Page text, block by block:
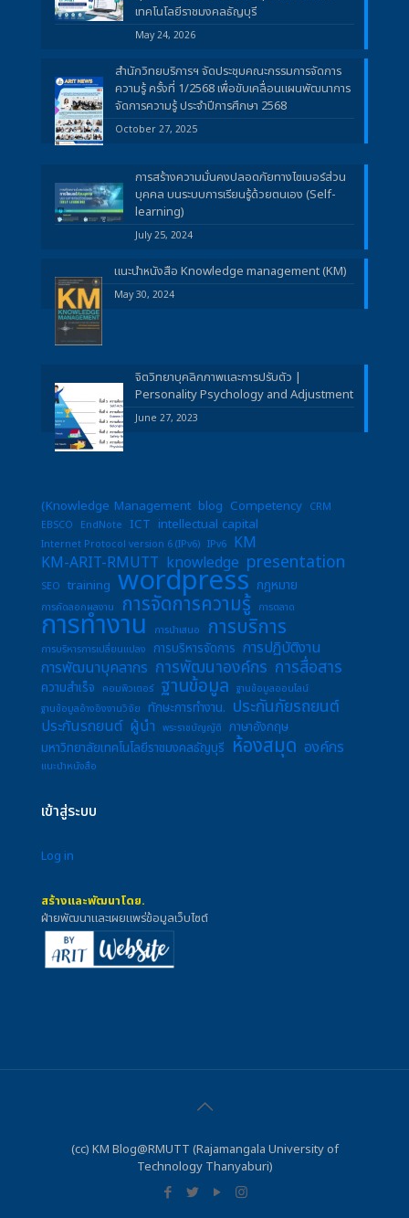
เทคโนโลยีราชมงคลธัญบุรี
May 24, 2026
สำนักวิทยบริการฯ จัดประชุมคณะกรรมการจัดการ
ความรู้ ครั้งที่ 1/2568 เพื่อขับเคลื่อนแผนพัฒนาการ
จัดการความรู้ ประจำปีการศึกษา 2568
October 27, 2025
การสร้างความมั่นคงปลอดภัยทางไซเบอร์ส่วน
บุคคล บนระบบการเรียนรู้ด้วยตนเอง (Self-
learning)
July 25, 2024
แนะนำหนังสือ Knowledge management (KM)
May 30, 2024
จิตวิทยาบุคลิกภาพและการปรับตัว |
Personality Psychology and Adjustment
June 27, 2023
(Knowledge Management blog Competency CRM
EBSCO
EndNote ICT intellectual capital
Internet Protocol version 6 (IPv6) IPv6 KM
KM-ARIT-RMUTT knowledge presentation
SEO training wordpress กฎหมาย
การคัดลอกผลงาน การจัดการความรู้ การตลาด
การทำงาน การนำเสนอ การบริการ
การบริหารการเปลี่ยนแปลง การบริหารจัดการ การปฏิบัติงาน
การพัฒนาบุคลากร การพัฒนาองค์กร การสื่อสาร
ความสำเร็จ คอมพิวเตอร์ ฐานข้อมูล ฐานข้อมูลออนไลน์
ฐานข้อมูลอ้างอิงงานวิจัย
ทักษะการทำงาน. ประกันภัยรถยนต์
ประกันรถยนต์ ผู้นำ พระราชบัญญัติ ภาษาอังกฤษ
มหาวิทยาลัยเทคโนโลยีราชมงคลธัญบุรี ห้องสมุด องค์กร
แนะนำหนังสือ
เข้าสู่ระบบ
Log in
สร้างและพัฒนาโดย.
ฝ่ายพัฒนาและเผยแพร่ข้อมูลเว็บไซต์
(cc) KM Blog@RMUTT (Rajamangala University of
Technology Thanyaburi)